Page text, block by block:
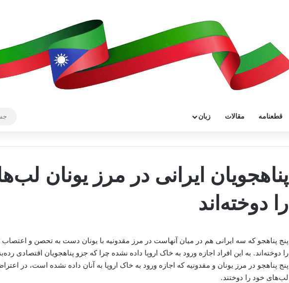
قطعنامه مقالات زبان
پناهجویان ایرانی در مرز یونان
را دوخته‌اند
پنج پناهجو که سه ایرانی هم در میان آنهاست در مرز مقدونیه با یونان دست به تحصن و
را دوخته‌اند. به این افراد اجازه ورود به خاک اروپا داده نشده چرا که جزو پناهجویان اقتصادی
پنج پناهجو در مرز یونان و مقدونیه که اجازه ورود به خاک اروپا به آنان داده نشده است، در
لب‌های خود را دوختند.